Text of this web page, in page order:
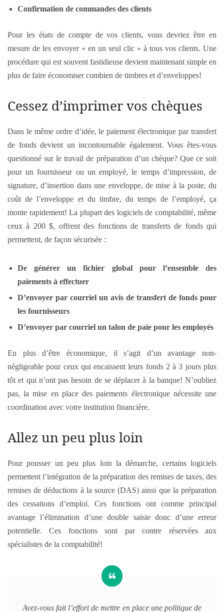
Confirmation de commandes des clients
Pour les états de compte de vos clients, vous devriez être en
mesure de les envoyer « en un seul clic » à tous vos clients. Une
procédure qui est souvent fastidieuse devient maintenant simple en
plus de faire économiser combien de timbres et d’enveloppes!
Cessez d’imprimer vos chèques
Dans le même ordre d’idée, le paiement électronique par transfert
de fonds devient un incontournable également. Vous êtes-vous
questionné sur le travail de préparation d’un chèque? Que ce soit
pour un fournisseur ou un employé, le temps d’impression, de
signature, d’insertion dans une enveloppe, de mise à la poste, du
coût de l’enveloppe et du timbre, du temps de l’employé, ça
monte rapidement! La plupart des logiciels de comptabilité, même
ceux à 200 $, offrent des fonctions de transferts de fonds qui
permettent, de façon sécurisée :
De générer un fichier global pour l’ensemble des
paiements à effectuer
D’envoyer par courriel un avis de transfert de fonds pour
les fournisseurs
D’envoyer par courriel un talon de paie pour les employés
En plus d’être économique, il s’agit d’un avantage non-
négligeable pour ceux qui encaissent leurs fonds 2 à 3 jours plus
tôt et qui n’ont pas besoin de se déplacer à la banque! N’oubliez
pas, la mise en place des paiements électronique nécessite une
coordination avec votre institution financière.
Allez un peu plus loin
Pour pousser un peu plus loin la démarche, certains logiciels
permettent l’intégration de la préparation des remises de taxes, des
remises de déductions à la source (DAS) ainsi que la préparation
des cessations d’emploi. Ces fonctions ont comme principal
avantage l’élimination d’une double saisie donc d’une erreur
potentielle. Ces fonctions sont par contre réservées aux
spécialistes de la comptabilité!
Avez-vous fait l’effort de mettre en place une politique de